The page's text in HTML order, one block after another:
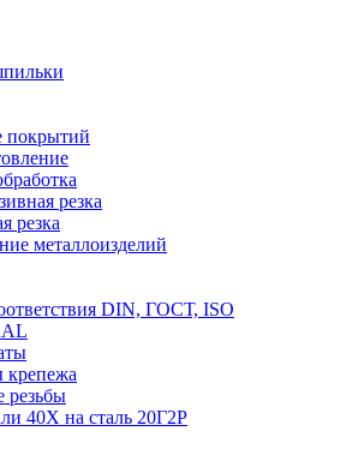
покрытий
резка
резка
металлоизделий
DIN, ГОСТ, ISO
крепежа
40Х на сталь 20Г2Р